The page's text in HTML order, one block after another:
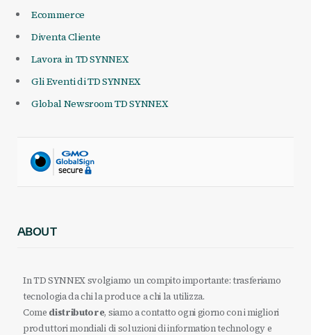
Ecommerce
Diventa Cliente
Lavora in TD SYNNEX
Gli Eventi di TD SYNNEX
Global Newsroom TD SYNNEX
ABOUT
In TD SYNNEX svolgiamo un compito importante: trasferiamo
tecnologia da chi la produce a chi la utilizza.
Come distributore, siamo a contatto ogni giorno con i migliori
produttori mondiali di soluzioni di information technology e